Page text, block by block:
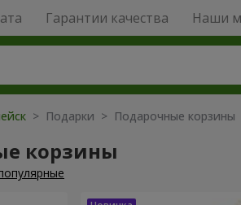
Гарантии качества Наши
> Подарки > Подарочные корзины
корзины